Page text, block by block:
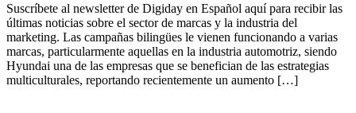
Suscríbete al newsletter de Digiday en Español aquí para recibir las
últimas noticias sobre el sector de marcas y la industria del
marketing. Las campañas bilingües le vienen funcionando a varias
marcas, particularmente aquellas en la industria automotriz, siendo
Hyundai una de las empresas que se benefician de las estrategias
multiculturales, reportando recientemente un aumento […]